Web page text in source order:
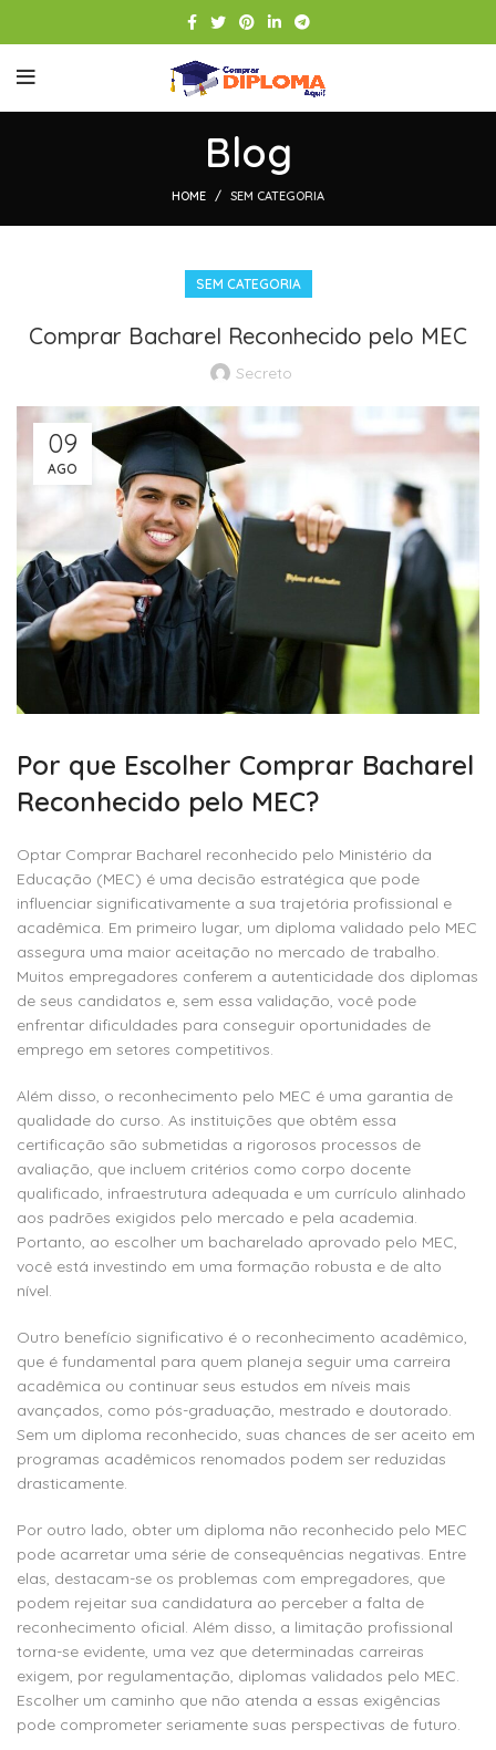
Blog
HOME SEM CATEGORIA
SEM CATEGORIA
Comprar Bacharel Reconhecido pelo MEC
Secreto
09
AGO
Por que Escolher Comprar Bacharel
Reconhecido pelo MEC?
Optar Comprar Bacharel reconhecido pelo Ministério da
Educação (MEC) é uma decisão estratégica que pode
influenciar significativamente a sua trajetória profissional e
acadêmica. Em primeiro lugar, um diploma validado pelo MEC
assegura uma maior aceitação no mercado de trabalho.
Muitos empregadores conferem a autenticidade dos diplomas
de seus candidatos e, sem essa validação, você pode
enfrentar dificuldades para conseguir oportunidades de
emprego em setores competitivos.
Além disso, o reconhecimento pelo MEC é uma garantia de
qualidade do curso. As instituições que obtêm essa
certificação são submetidas a rigorosos processos de
avaliação, que incluem critérios como corpo docente
qualificado, infraestrutura adequada e um currículo alinhado
aos padrões exigidos pelo mercado e pela academia.
Portanto, ao escolher um bacharelado aprovado pelo MEC,
você está investindo em uma formação robusta e de alto
nível.
Outro benefício significativo é o reconhecimento acadêmico,
que é fundamental para quem planeja seguir uma carreira
acadêmica ou continuar seus estudos em níveis mais
avançados, como pós-graduação, mestrado e doutorado.
Sem um diploma reconhecido, suas chances de ser aceito em
programas acadêmicos renomados podem ser reduzidas
drasticamente.
Por outro lado, obter um diploma não reconhecido pelo MEC
pode acarretar uma série de consequências negativas. Entre
elas, destacam-se os problemas com empregadores, que
podem rejeitar sua candidatura ao perceber a falta de
reconhecimento oficial. Além disso, a limitação profissional
torna-se evidente, uma vez que determinadas carreiras
exigem, por regulamentação, diplomas validados pelo MEC.
Escolher um caminho que não atenda a essas exigências
pode comprometer seriamente suas perspectivas de futuro.